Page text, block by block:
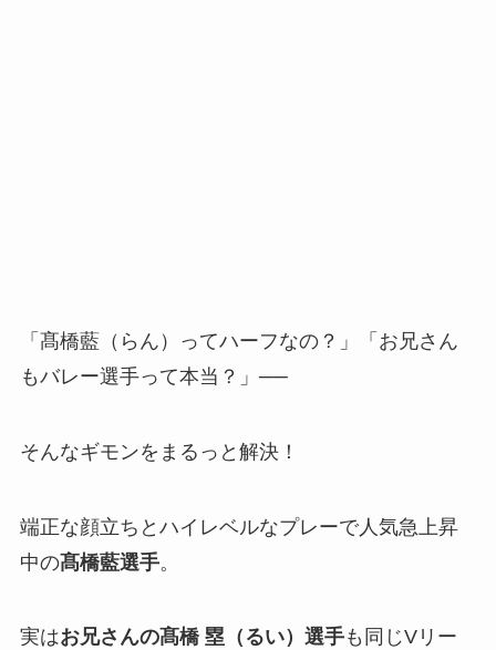
「髙橋藍（らん）ってハーフなの？」「お兄さん
もバレー選手って本当？」──
そんなギモンをまるっと解決！
端正な顔立ちとハイレベルなプレーで人気急上昇
中の髙橋藍選手。
実はお兄さんの髙橋 塁（るい）選手も同じVリー